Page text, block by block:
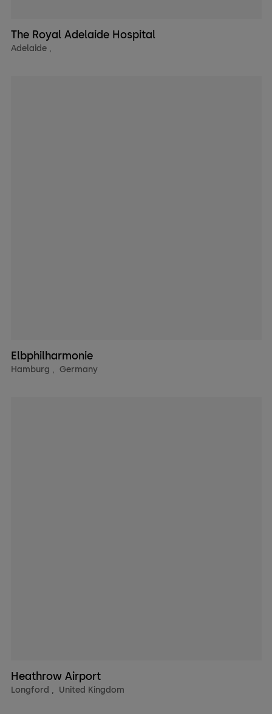
The Royal Adelaide Hospital
Adelaide ,
Elbphilharmonie
Hamburg , Germany
Heathrow Airport
Longford , United Kingdom